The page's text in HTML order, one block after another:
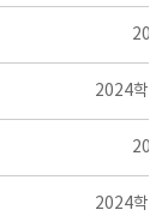
2024학
2024학